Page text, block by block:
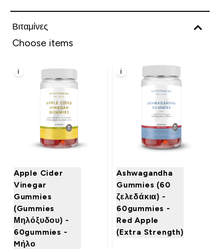
Βιταμίνες
Choose items
i
Apple Cider
Vinegar
Gummies
(Gummies
Μηλόξυδου) -
60gummies -
Mήλο
i
Ashwagandha
Gummies (60
ζελεδάκια) -
60gummies -
Red Apple
(Extra Strength)